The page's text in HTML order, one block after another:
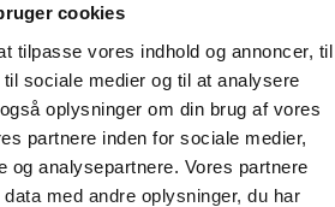
cookies
tilpasse vores indhold og annoncer, til
sociale medier og til at analysere
oplysninger om din brug af vores
partnere inden for sociale medier,
og analysepartnere. Vores partnere
med andre oplysninger, du har